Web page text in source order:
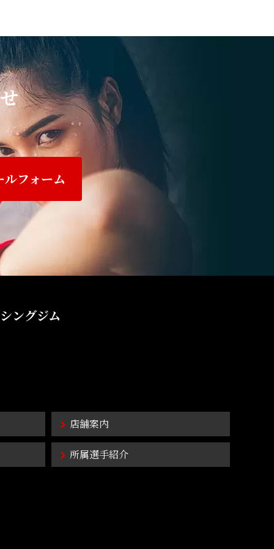
ルフォーム
ングジム
店舗案内
所属選手紹介